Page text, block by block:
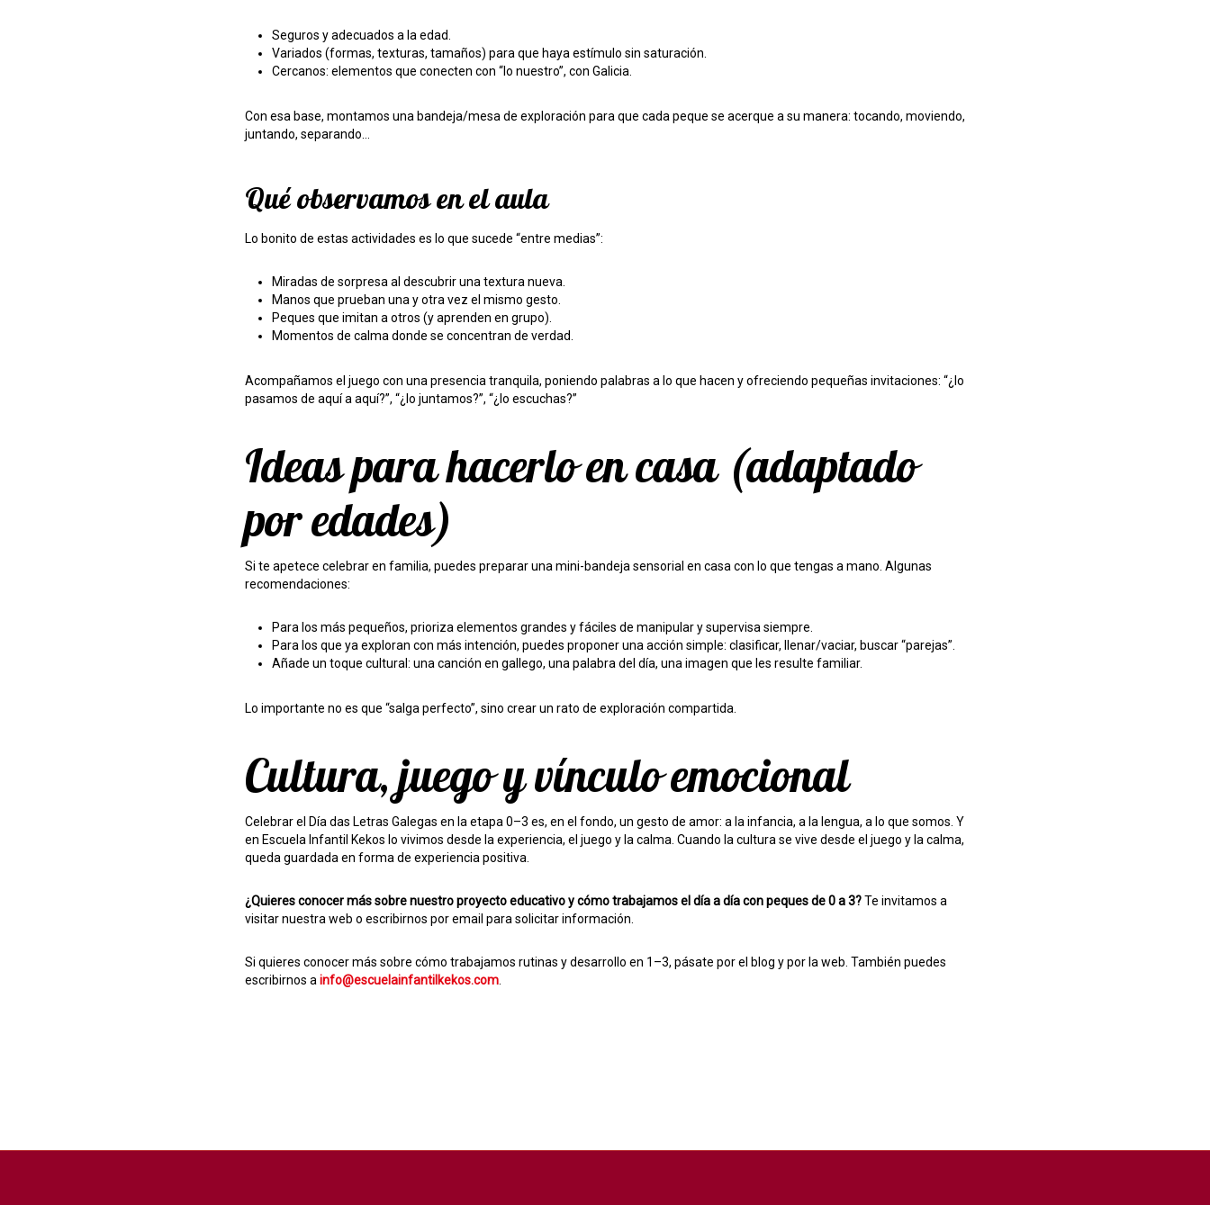
Seguros y adecuados a la edad.
Variados (formas, texturas, tamaños) para que haya estímulo sin saturación.
Cercanos: elementos que conecten con “lo nuestro”, con Galicia.
Con esa base, montamos una bandeja/mesa de exploración para que cada peque se acerque a su manera: tocando, moviendo,
juntando, separando…
Qué observamos en el aula
Lo bonito de estas actividades es lo que sucede “entre medias”:
Miradas de sorpresa al descubrir una textura nueva.
Manos que prueban una y otra vez el mismo gesto.
Peques que imitan a otros (y aprenden en grupo).
Momentos de calma donde se concentran de verdad.
Acompañamos el juego con una presencia tranquila, poniendo palabras a lo que hacen y ofreciendo pequeñas invitaciones: “¿lo
pasamos de aquí a aquí?”, “¿lo juntamos?”, “¿lo escuchas?”
Ideas para hacerlo en casa (adaptado
por edades)
Si te apetece celebrar en familia, puedes preparar una mini-bandeja sensorial en casa con lo que tengas a mano. Algunas
recomendaciones:
Para los más pequeños, prioriza elementos grandes y fáciles de manipular y supervisa siempre.
Para los que ya exploran con más intención, puedes proponer una acción simple: clasificar, llenar/vaciar, buscar “parejas”.
Añade un toque cultural: una canción en gallego, una palabra del día, una imagen que les resulte familiar.
Lo importante no es que “salga perfecto”, sino crear un rato de exploración compartida.
Cultura, juego y vínculo emocional
Celebrar el Día das Letras Galegas en la etapa 0–3 es, en el fondo, un gesto de amor: a la infancia, a la lengua, a lo que somos. Y
en Escuela Infantil Kekos lo vivimos desde la experiencia, el juego y la calma. Cuando la cultura se vive desde el juego y la calma,
queda guardada en forma de experiencia positiva.
¿Quieres conocer más sobre nuestro proyecto educativo y cómo trabajamos el día a día con peques de 0 a 3?Te invitamos a
visitar nuestra web o escribirnos por email para solicitar información.
Si quieres conocer más sobre cómo trabajamos rutinas y desarrollo en 1–3, pásate por el blog y por la web. También puedes
escribirnos a info@escuelainfantilkekos.com